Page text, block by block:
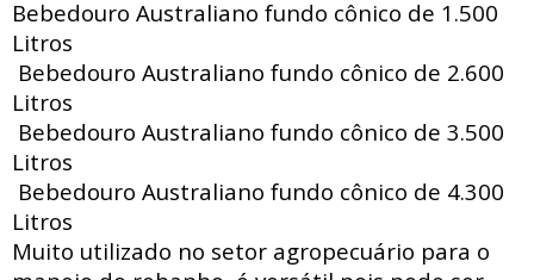
Bebedouro Australiano fundo cônico de 1.500
Litros
Bebedouro Australiano fundo cônico de 2.600
Litros
Bebedouro Australiano fundo cônico de 3.500
Litros
Bebedouro Australiano fundo cônico de 4.300
Litros
Muito utilizado no setor agropecuário para o